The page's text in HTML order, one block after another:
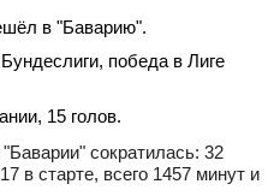
в "Баварию".
победа в Лиге
15 голов.
сократилась: 32
в старте, всего 1457 минут и